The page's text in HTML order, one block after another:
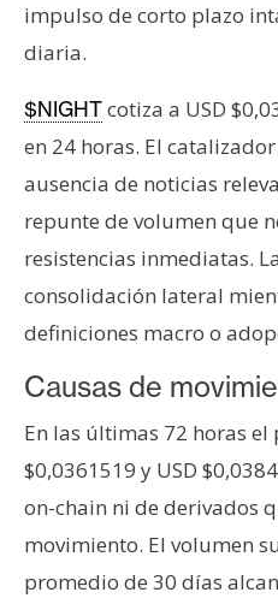
o
s
d
e
r
e
n
s
T
e
m
a
s
impulso de corto plazo
diaria.
$NIGHTcotiza a USD
en 24 horas. El
ausencia de noticias
repunte de volumen que
resistencias inmediatas.
consolidación lateral
definiciones macro o
Causas de
En las últimas 72 horas el
$0,0361519 y USD
on-chain ni de derivados
movimiento. El volumen
promedio de 30 días